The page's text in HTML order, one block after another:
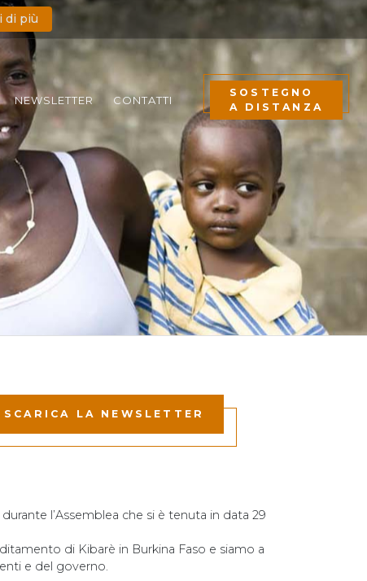
di più
SOSTEGNO
A DISTANZA
NEWSLETTER CONTATTI
SCARICA LA NEWSLETTER
l’Assemblea che si è tenuta in data 29
di Kibarè in Burkina Faso e siamo a
e del governo.